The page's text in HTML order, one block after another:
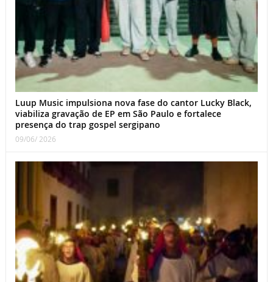
Luup Music impulsiona nova fase do cantor Lucky Black,
viabiliza gravação de EP em São Paulo e fortalece
presença do trap gospel sergipano
09/06/ 2026